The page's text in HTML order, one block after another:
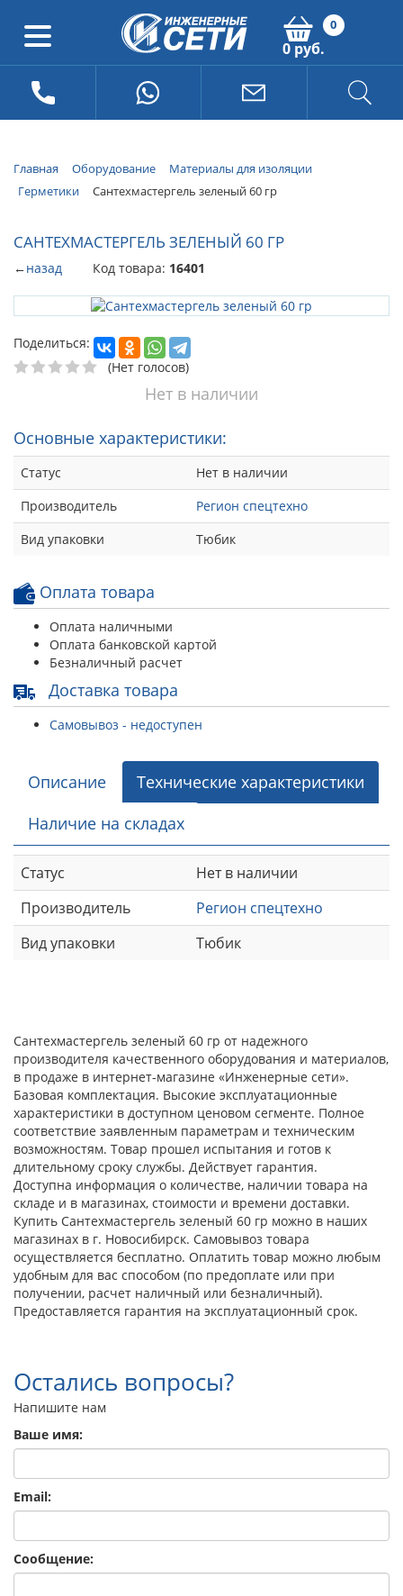
0
0 руб.
Главная Оборудование
Материалы для изоляции
Герметики
Сантехмастергель зеленый 60 гр
САНТЕХМАСТЕРГЕЛЬ ЗЕЛЕНЫЙ 60 ГР
←назад Код товара: 16401
Поделиться:
(Нет голосов)
Нет в наличии
Основные характеристики:
Статус
Нет в наличии
Производитель
Регион спецтехно
Вид упаковки
Тюбик
Оплата товара
Оплата наличными
Оплата банковской картой
Безналичный расчет
Доставка товара
Самовывоз - недоступен
Описание
Технические характеристики
Наличие на складах
Статус
Нет в наличии
Производитель
Регион спецтехно
Вид упаковки
Тюбик
Сантехмастергель зеленый 60 гр от надежного
производителя качественного оборудования и материалов,
в продаже в интернет-магазине «Инженерные сети».
Базовая комплектация. Высокие эксплуатационные
характеристики в доступном ценовом сегменте. Полное
соответствие заявленным параметрам и техническим
возможностям. Товар прошел испытания и готов к
длительному сроку службы. Действует гарантия.
Доступна информация о количестве, наличии товара на
складе и в магазинах, стоимости и времени доставки.
Купить Сантехмастергель зеленый 60 гр можно в наших
магазинах в г. Новосибирск. Самовывоз товара
осуществляется бесплатно. Оплатить товар можно любым
удобным для вас способом (по предоплате или при
получении, расчет наличный или безналичный).
Предоставляется гарантия на эксплуатационный срок.
Остались вопросы?
Напишите нам
Ваше имя:
Email:
Сообщение: